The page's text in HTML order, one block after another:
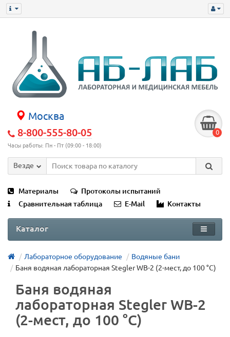
Москва
8-800-555-80-05
Часы работы: Пн - Пт (09:00 - 18:00)
0
Везде
Материалы
Протоколы испытаний
Сравнительная таблица
E-Mail Контакты
Каталог
Лабораторное оборудование
Водяные бани
Баня водяная лабораторная Stegler WB-2 (2-мест, до 100 °С)
Баня водяная
лабораторная Stegler WB-2
(2-мест, до 100 °С)